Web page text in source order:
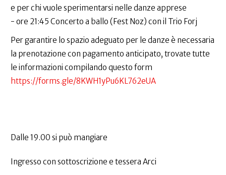
e per chi vuole sperimentarsi nelle danze apprese
- ore 21:45 Concerto a ballo (Fest Noz) con il Trio Forj
Per garantire lo spazio adeguato per le danze è necessaria
la prenotazione con pagamento anticipato, trovate tutte
le informazioni compilando questo form
https://forms.gle/8KWH1yPu6KL762eUA
Dalle 19.00 si può mangiare
Ingresso con sottoscrizione e tessera Arci